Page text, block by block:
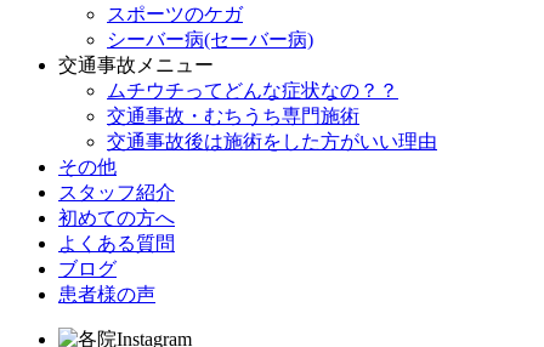
スポーツのケガ
シーバー病(セーバー病)
交通事故メニュー
ムチウチってどんな症状なの？？
交通事故・むちうち専門施術
交通事故後は施術をした方がいい理由
その他
スタッフ紹介
初めての方へ
よくある質問
ブログ
患者様の声